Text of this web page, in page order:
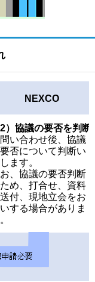
NEXCO
2）協議の要否を判断
い合わせ後、協議
否について判断い
ます。
、協議の要否判断
め、打合せ、資料
付、現地立会をお
する場合がありま